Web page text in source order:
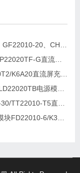
2026年华科电源维修更换XLY-22007M、GF22010-20、CHR-22020直流屏充电模块
新疆，西藏，河北K3B05L/H110R05T/EP22020TF-G直流屏充电模块维修更换
新疆、广东、广西XLY-22007M/IR11020T2/K6A20直流屏充电模块维修更换
湖南、广东、新疆PMI-SA/RT22010F/ZLD22020TB电源模块维修更换
湖南、新疆、河北YM11020Z/GF22010-30/TT22010-T5直流屏充电模块维修更换
2026维修安徽、甘肃、湖北直流屏充电模块FD22010-6/K3B20L/GF22010-10